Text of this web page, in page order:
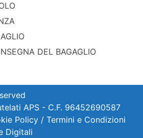
DEL BAGAGLIO
APS - C.F. 96452690587
Policy / Termini e Condizioni
Digitali